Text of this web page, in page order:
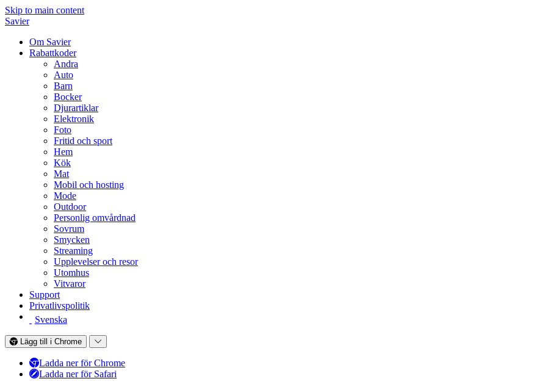
Skip to main content
Savier
Om Savier
Rabattkoder
Andra
Auto
Barn
Bocker
Djurartiklar
Elektronik
Foto
Fritid och sport
Hem
Kök
Mat
Mobil och hosting
Mode
Outdoor
Personlig omvårdnad
Sovrum
Smycken
Streaming
Upplevelser och resor
Utomhus
Vitvaror
Support
Privatlivspolitik
Svenska
Lägg till i Chrome
Ladda ner för Chrome
Ladda ner för Safari